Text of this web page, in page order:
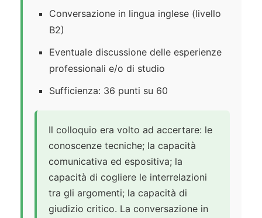
Conversazione in lingua inglese (livello
B2)
Eventuale discussione delle esperienze
professionali e/o di studio
Sufficienza: 36 punti su 60
Il colloquio era volto ad accertare: le
conoscenze tecniche; la capacità
comunicativa ed espositiva; la
capacità di cogliere le interrelazioni
tra gli argomenti; la capacità di
giudizio critico. La conversazione in